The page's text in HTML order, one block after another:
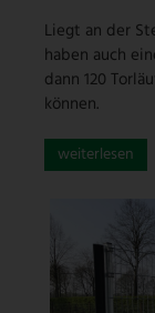
Liegt an der
haben auch
dann 120
können.
weiterlesen